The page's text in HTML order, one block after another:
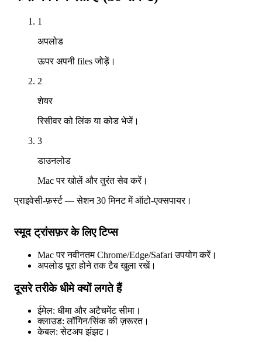
1
अपलोड
ऊपर अपनी files जोड़ें।
2
शेयर
रिसीवर को लिंक या कोड भेजें।
3
डाउनलोड
Mac पर खोलें और तुरंत सेव करें।
प्राइवेसी-फ़र्स्ट — सेशन 30 मिनट में ऑटो-एक्सपायर।
स्मूद ट्रांसफ़र के लिए टिप्स
Mac पर नवीनतम Chrome/Edge/Safari उपयोग करें।
अपलोड पूरा होने तक टैब खुला रखें।
दूसरे तरीके धीमे क्यों लगते हैं
ईमेल: धीमा और अटैचमेंट सीमा।
क्लाउड: लॉगिन/सिंक की ज़रूरत।
केबल: सेटअप झंझट।